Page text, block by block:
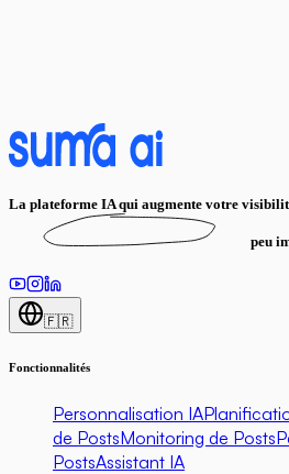
La plateforme IA qui augmente votre
peu
🇫🇷
Fonctionnalités
Personnalisation IA
de PostsMonitoring de Posts
PostsAssistant IA